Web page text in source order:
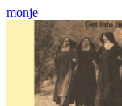
monje